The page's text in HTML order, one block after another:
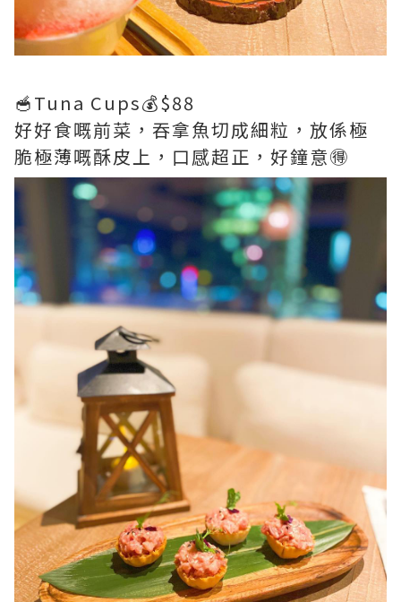
🥣Tuna Cups💰$88
好好食嘅前菜，吞拿魚切成細粒，放係極
脆極薄嘅酥皮上，口感超正，好鐘意🉐